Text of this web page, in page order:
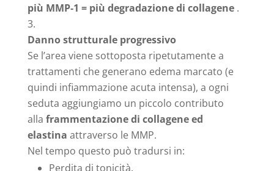
più MMP‑1 = più degradazione di collagene.
Danno strutturale progressivo
Se l’area viene sottoposta ripetutamente a
trattamenti che generano edema marcato (e
quindi infiammazione acuta intensa), a ogni
seduta aggiungiamo un piccolo contributo
alla frammentazione di collagene ed
elastina attraverso le MMP.
Nel tempo questo può tradursi in:
Perdita di tonicità.